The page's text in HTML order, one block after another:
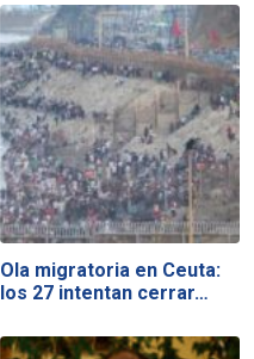
Ola migratoria en Ceuta:
los 27 intentan cerrar…